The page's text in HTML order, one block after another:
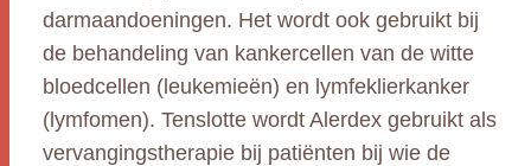
darmaandoeningen. Het wordt ook gebruikt bij
de behandeling van kankercellen van de witte
bloedcellen (leukemieën) en lymfeklierkanker
(lymfomen). Tenslotte wordt Alerdex gebruikt als
vervangingstherapie bij patiënten bij wie de